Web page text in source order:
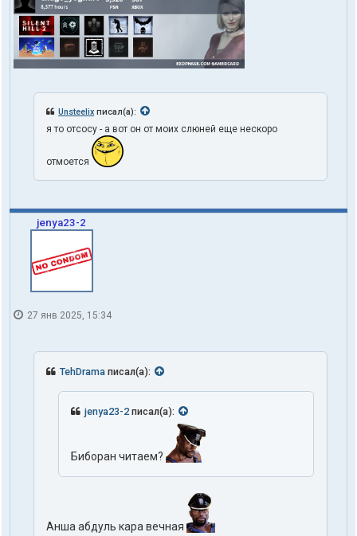
Unsteelix писал(а):
я то отсосу - а вот он от моих слюней еще нескоро
отмоется
jenya23-2
27 янв 2025, 15:34
TehDrama писал(а):
jenya23-2 писал(а):
Биборан читаем?
Анша абдуль кара вечная